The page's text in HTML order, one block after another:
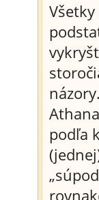
podľa